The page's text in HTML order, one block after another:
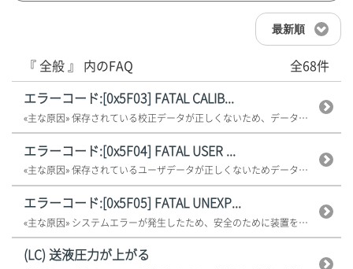
最新順
『 全般 』 内のFAQ 全68件
エラーコード:[0x5F03] FATAL CALIB...
«主な原因» 保存されている校正データが正しくないため、データを初期化しま...
エラーコード:[0x5F04] FATAL USER ...
«主な原因» 保存されているユーザデータが正しくないためデータを初期化しま...
エラーコード:[0x5F05] FATAL UNEXP...
«主な原因» システムエラーが発生したため、安全のために装置を再起動させま...
(LC) 送液圧力が上がる